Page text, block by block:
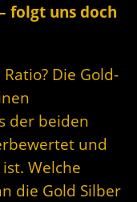
folgt uns doch
Die Gold-
der beiden
und
Welche
die Gold Silber